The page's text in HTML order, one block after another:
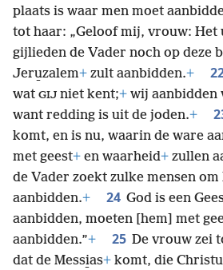
plaats is waar men moet
tot haar: „Geloof mij, vrouw:
gijlieden de Vader noch op deze
Jeru̱zalem+ zult aanbidden.+
wat GIJ niet kent;+ wij aanbidden
want redding is uit de joden.+
komt, en is nu, waarin de ware
met geest+ en waarheid+ zullen
de Vader zoekt zulke mensen om
aanbidden.+ 24 God is een
aanbidden, moeten [hem] met
aanbidden.”+ 25 De vrouw zei
dat de Messi̱as+ komt, die